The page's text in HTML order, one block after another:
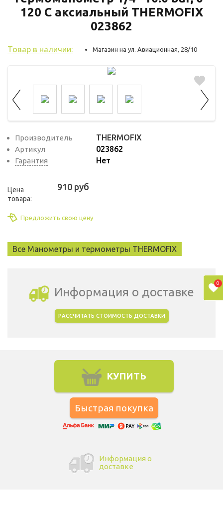
120 С аксиальный THERMOFIX
023862
Товар в наличии: Магазин на ул. Авиационная, 28/10
Производитель THERMOFIX
Артикул 023862
Гарантия Нет
Цена
товара:
910 руб
Предложить свою цену
Все Манометры и термометры THERMOFIX
Информация о доставке
РАССЧИТАТЬ СТОИМОСТЬ ДОСТАВКИ
КУПИТЬ
Информация о
доставке
0
пользователей на сайте. Эти файлы cookie
помогают понять, как используется сайт,
и сделать функционал сайта максимально
удобным для пользователей.
Рекламные файлы cookie используются
для целей маркетинга и улучшения
качества рекламы. Эти файлы cookie
высокую точность и ценность содержания
маркетинговых и рекламных материалов